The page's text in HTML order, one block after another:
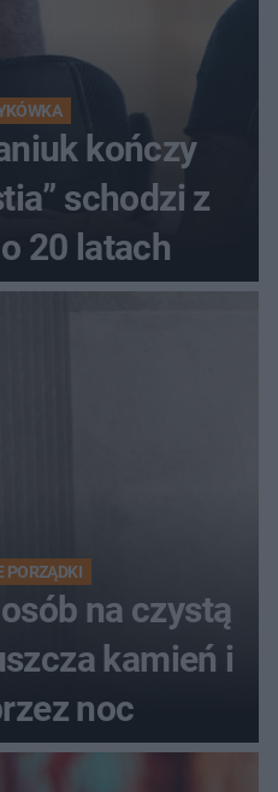
kończy
schodzi z
20 latach
PORZĄDKI
na czystą
kamień i
noc